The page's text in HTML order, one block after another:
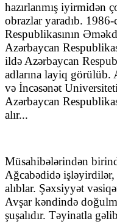
hazırlanmış iyirmidən
obrazlar yaradıb.
Respublikasının
Azərbaycan
ildə Azərbaycan
adlarına layiq görülüb.
və İncəsənət
Azərbaycan
alır...
Müsahibələrindən
Ağcabədidə işləyirdilər,
alıblar. Şəxsiyyət
Avşar kəndində
şuşalıdır. Təyinatla